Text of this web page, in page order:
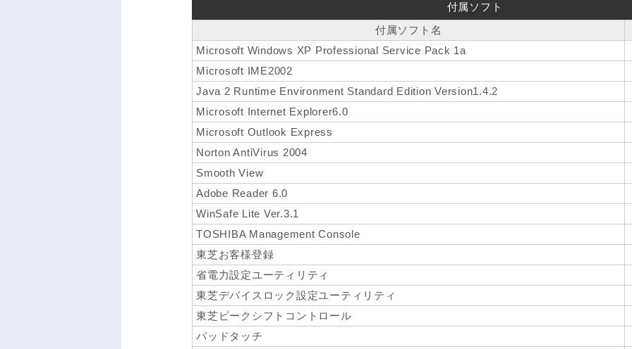
付属ソフト
付属ソフト名
Microsoft Windows XP Professional Service Pack 1a
Microsoft IME2002
Java 2 Runtime Environment Standard Edition Version1.4.2
Microsoft Internet Explorer6.0
Microsoft Outlook Express
Norton AntiVirus 2004
Smooth View
Adobe Reader 6.0
WinSafe Lite Ver.3.1
TOSHIBA Management Console
東芝お客様登録
省電力設定ユーティリティ
東芝デバイスロック設定ユーティリティ
東芝ピークシフトコントロール
パッドタッチ